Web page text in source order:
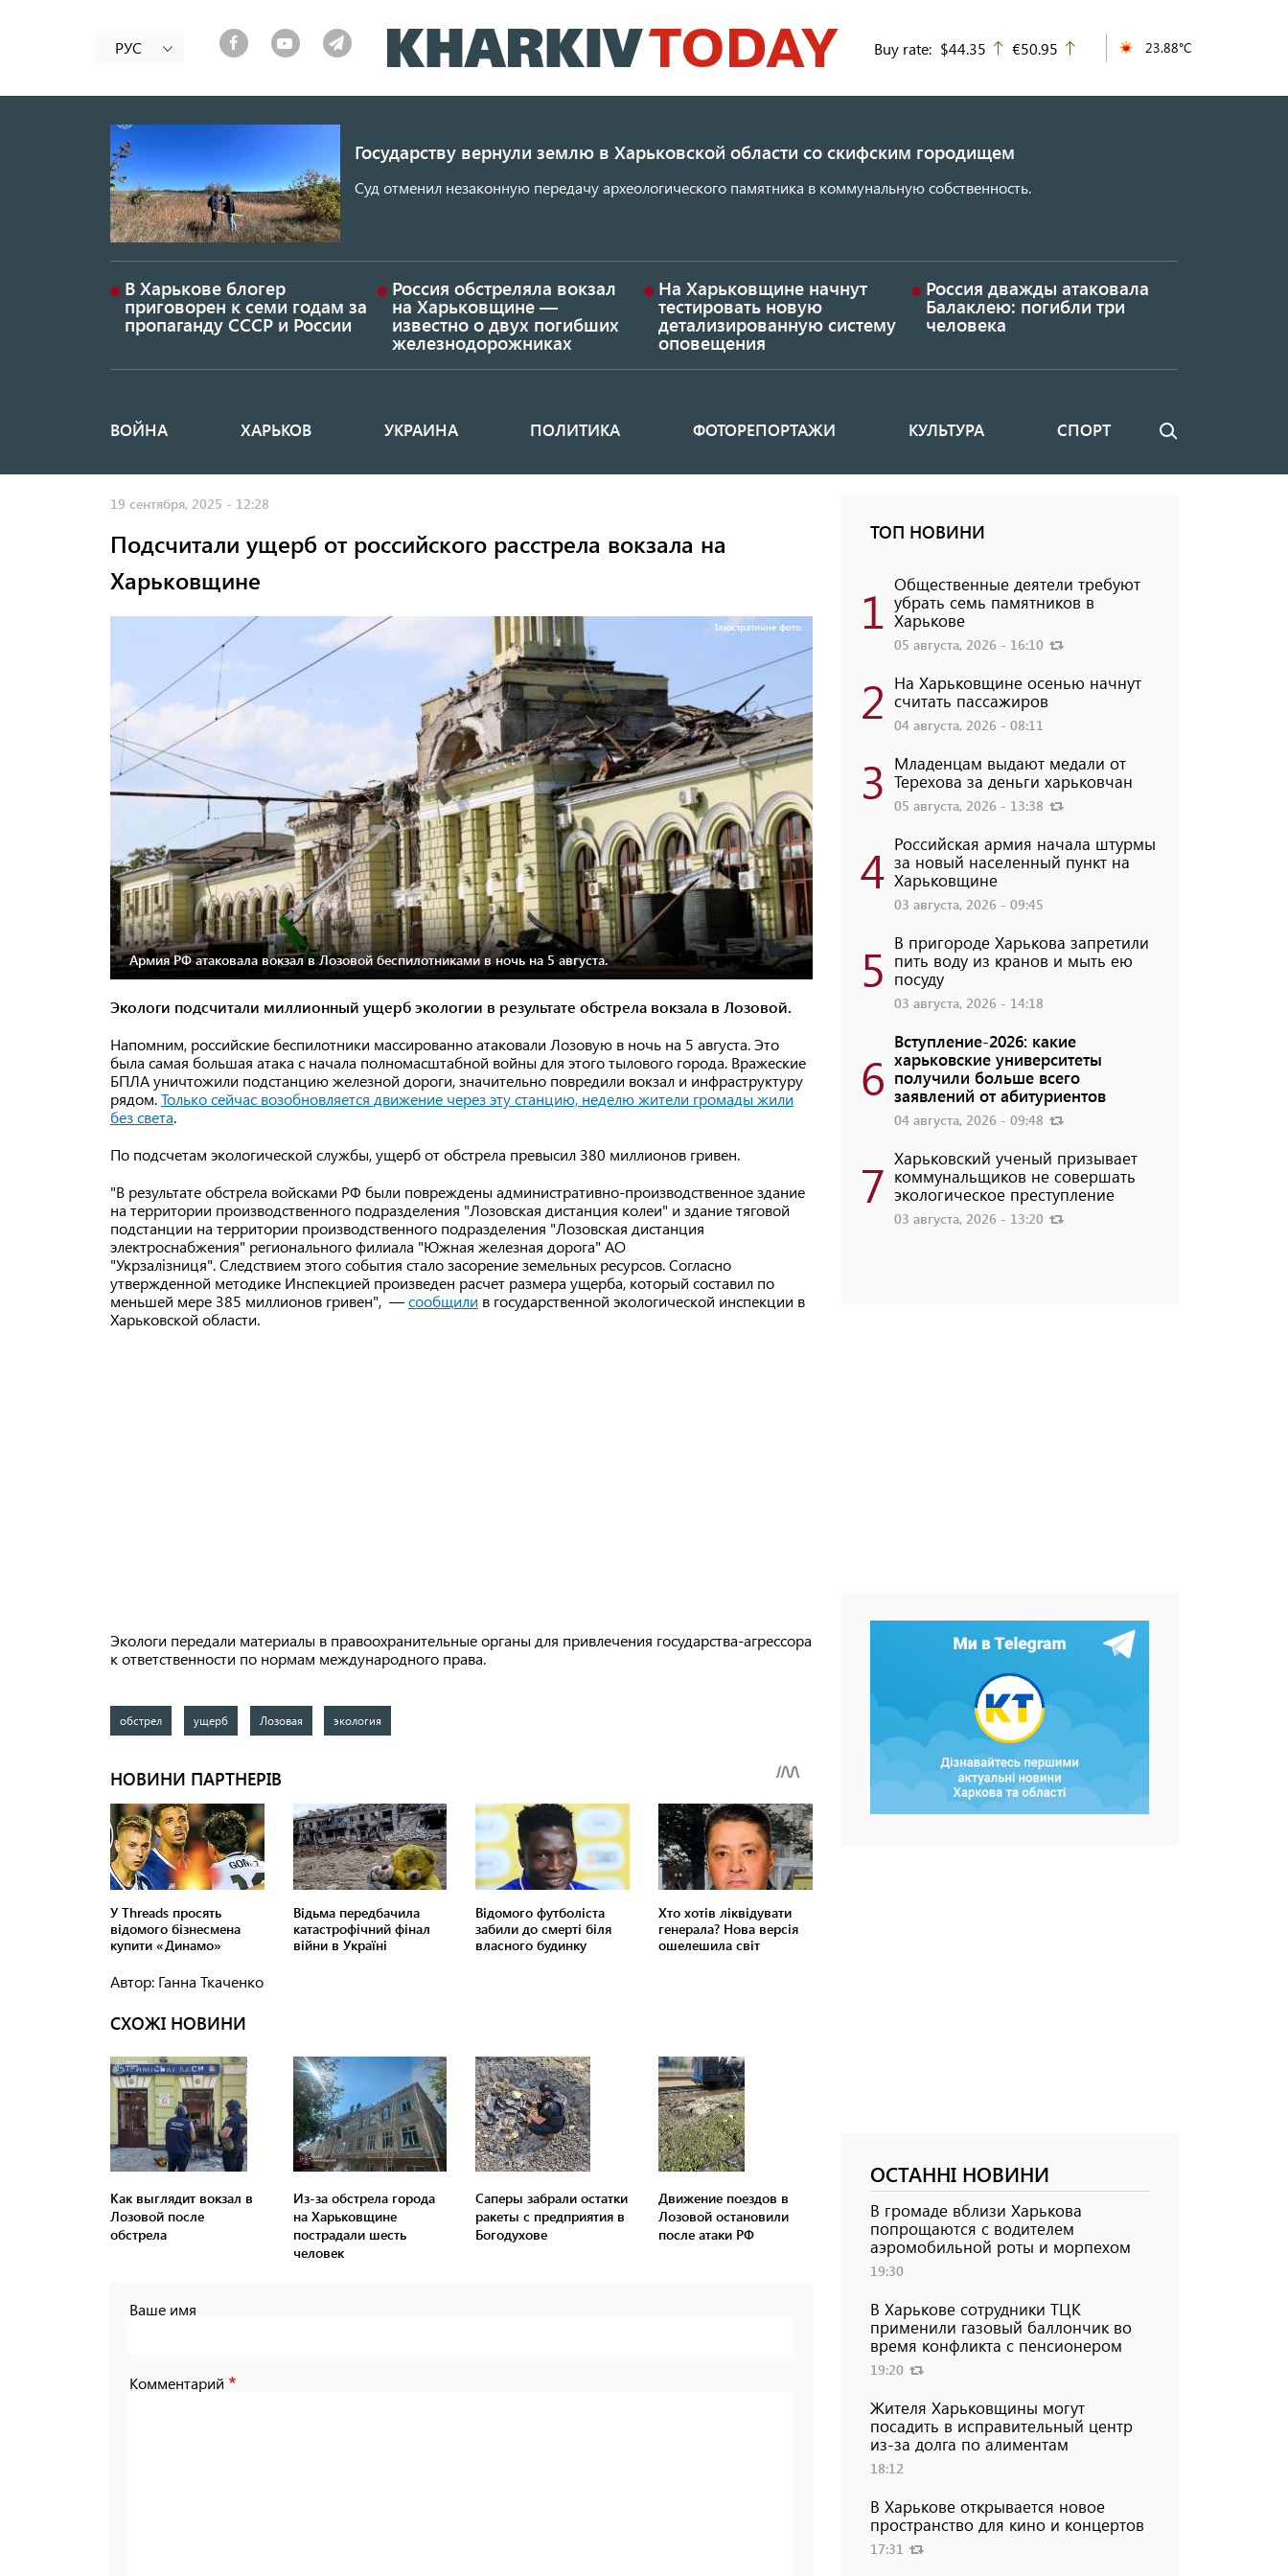
к
основному
РУС Buy rate: $44.35 up
€50.95 23.88°C
Государству вернули землю в Харьковской области со скифским городищем
Суд отменил незаконную передачу археологического памятника в коммунальную собственность.
В Харькове блогер
приговорен к семи годам за
пропаганду СССР и России
Россия обстреляла вокзал
на Харьковщине —
известно о двух погибших
железнодорожниках
На Харьковщине начнут
тестировать новую
детализированную систему
оповещения
Россия дважды атаковала
Балаклею: погибли три
человека
Основная
ВОЙНА ХАРЬКОВ УКРАИНА ПОЛИТИКА ФОТОРЕПОРТАЖИ КУЛЬТУРА СПОРТ Поиск
19 сентября, 2025 - 12:28
Подсчитали ущерб от российского расстрела вокзала на
Харьковщине
Ілюстратичне фото.
Армия РФ атаковала вокзал в Лозовой беспилотниками в ночь на 5 августа.
Экологи подсчитали миллионный ущерб экологии в результате обстрела вокзала в Лозовой.
Напомним, российские беспилотники массированно атаковали Лозовую в ночь на 5 августа. Это
была самая большая атака с начала полномасштабной войны для этого тылового города. Вражеские
БПЛА уничтожили подстанцию ​​железной дороги, значительно повредили вокзал и инфраструктуру
рядом.Только сейчас возобновляется движение через эту станцию, неделю жители громады жили
без света.
По подсчетам экологической службы, ущерб от обстрела превысил 380 миллионов гривен.
"В результате обстрела войсками РФ были повреждены административно-производственное здание
на территории производственного подразделения "Лозовская дистанция колеи" и здание тяговой
подстанции на территории производственного подразделения "Лозовская дистанция
электроснабжения" регионального филиала "Южная железная дорога" АО
"Укрзалізниця". Следствием этого события стало засорение земельных ресурсов. Согласно
утвержденной методике Инспекцией произведен расчет размера ущерба, который составил по
меньшей мере 385 миллионов гривен", —сообщили в государственной экологической инспекции в
Харьковской области.
Экологи передали материалы в правоохранительные органы для привлечения государства-агрессора
к ответственности по нормам международного права.
обстрел ущерб Лозовая экология
Автор: Ганна Ткаченко
СХОЖІ НОВИНИ
Как выглядит вокзал в
Лозовой после
обстрела
Из-за обстрела города
на Харьковщине
пострадали шесть
человек
Саперы забрали остатки
ракеты с предприятия в
Богодухове
Движение поездов в
Лозовой остановили
после атаки РФ
Ваше имя
Комментарий
ТОП НОВИНИ
1 Общественные деятели требуют
убрать семь памятников в
Харькове
05 августа, 2026 - 16:10
2 На Харьковщине осенью начнут
считать пассажиров
04 августа, 2026 - 08:11
3 Младенцам выдают медали от
Терехова за деньги харьковчан
05 августа, 2026 - 13:38
4 Российская армия начала штурмы
за новый населенный пункт на
Харьковщине
03 августа, 2026 - 09:45
5 В пригороде Харькова запретили
пить воду из кранов и мыть ею
посуду
03 августа, 2026 - 14:18
6
Вступление-2026: какие
харьковские университеты
получили больше всего
заявлений от абитуриентов
04 августа, 2026 - 09:48
7 Харьковский ученый призывает
коммунальщиков не совершать
экологическое преступление
03 августа, 2026 - 13:20
ОСТАННІ НОВИНИ
В громаде вблизи Харькова
попрощаются с водителем
аэромобильной роты и морпехом
19:30
В Харькове сотрудники ТЦК
применили газовый баллончик во
время конфликта с пенсионером
19:20
Жителя Харьковщины могут
посадить в исправительный центр
из-за долга по алиментам
18:12
В Харькове открывается новое
пространство для кино и концертов
17:31